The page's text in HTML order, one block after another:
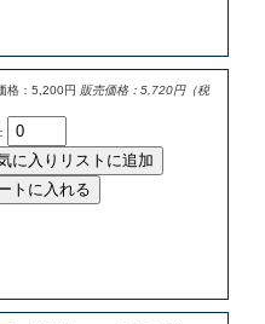
格：5,200円 販売価格：5,720円（税
に入りリストに追加
トに入れる